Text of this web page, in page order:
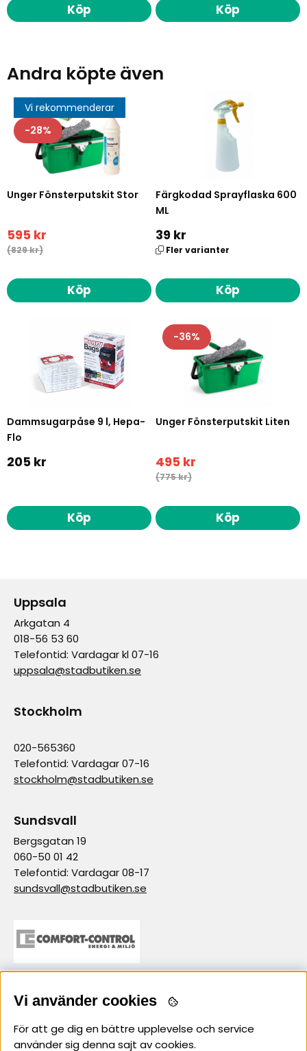
Köp Köp
Andra köpte även
Vi rekommenderar
28
Unger Fönsterputskit Stor
595 kr
(829 kr)
Köp
Färgkodad Sprayflaska 600
ML
39 kr
Fler varianter
Köp
Dammsugarpåse 9 l, Hepa-
Flo
205 kr
Köp
36
Unger Fönsterputskit Liten
495 kr
(775 kr)
Köp
Uppsala
Arkgatan 4
018-56 53 60
Telefontid: Vardagar kl 07-16
uppsala@stadbutiken.se
Stockholm
020-565360
Telefontid: Vardagar 07-16
stockholm@stadbutiken.se
Sundsvall
Bergsgatan 19
060-50 01 42
Telefontid: Vardagar 08-17
sundsvall@stadbutiken.se
samarbetspartner
Vi använder cookies
För att ge dig en bättre upplevelse och service
använder sig denna sajt av cookies.